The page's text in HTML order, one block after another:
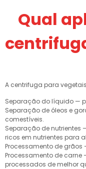
Qual
A centrifuga para
Separação do líquido —
Separação de óleos e
comestíveis.
Separação de nutrientes
ricos em nutrientes para
Processamento de
Processamento de
processados de melhor